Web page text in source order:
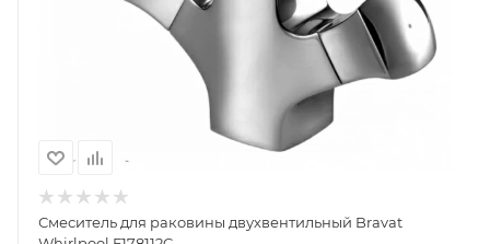
Смеситель для раковины двухвентильный Bravat